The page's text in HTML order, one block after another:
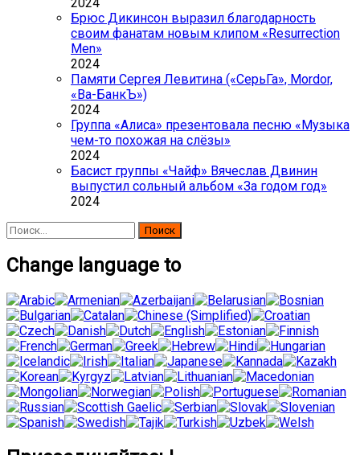
Брюс Дикинсон выразил благодарность
своим фанатам новым клипом «Resurrection
Men»
2024
Памяти Сергея Левитина («СерьГа», Mordor,
«Ва-БанкЪ»)
2024
Группа «Алиса» презентовала песню «Музыка
чем-то похожая на слёзы»
2024
Басист группы «Чайф» Вячеслав Двинин
выпустил сольный альбом «За годом год»
2024
Найти:
Change language to